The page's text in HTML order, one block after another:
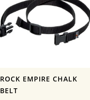
ROCK EMPIRE CHALK
BELT